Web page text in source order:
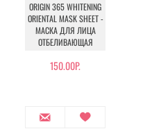
ORIGIN 365 WHITENING
ORIENTAL MASK SHEET -
МАСКА ДЛЯ ЛИЦА
ОТБЕЛИВАЮЩАЯ
150.00Р.